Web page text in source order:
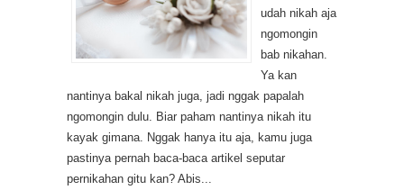
udah nikah aja
ngomongin
bab nikahan.
Ya kan
nantinya bakal nikah juga, jadi nggak papalah
ngomongin dulu. Biar paham nantinya nikah itu
kayak gimana. Nggak hanya itu aja, kamu juga
pastinya pernah baca-baca artikel seputar
pernikahan gitu kan? Abis...